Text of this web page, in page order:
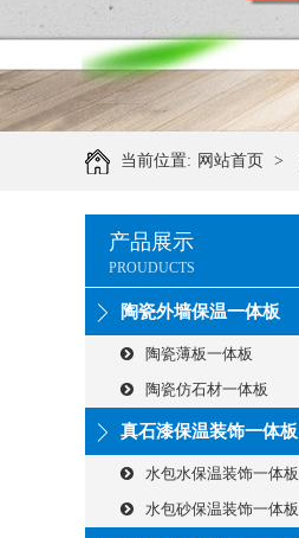
当前位置: 网站首页 >
产品展示
PROUDUCTS
陶瓷外墙保温一体板
陶瓷薄板一体板
陶瓷仿石材一体板
真石漆保温装饰一体板
水包水保温装饰一体板
水包砂保温装饰一体板